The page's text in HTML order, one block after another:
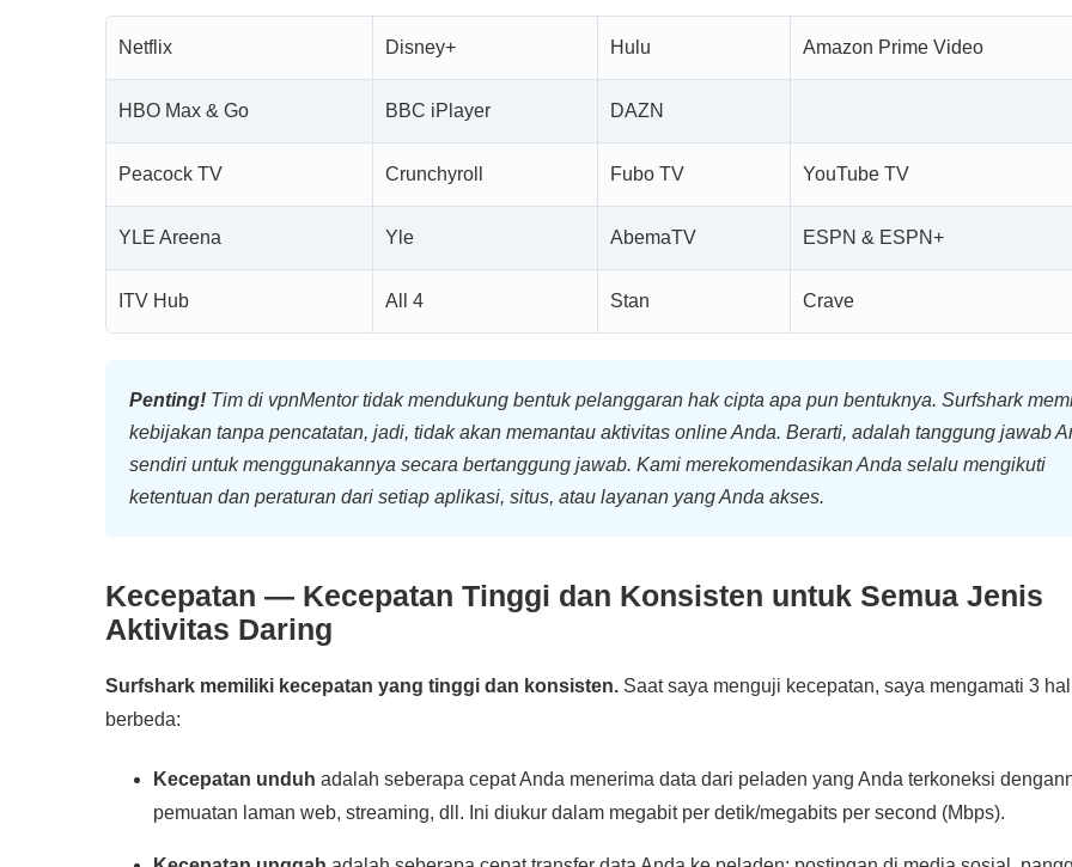
Netflix Disney+ Hulu Amazon Prime Video
HBO Max & Go BBC iPlayer DAZN
Peacock TV Crunchyroll Fubo TV YouTube TV
YLE Areena Yle AbemaTV ESPN & ESPN+
ITV Hub All 4 Stan Crave
Penting! Tim di vpnMentor tidak mendukung bentuk pelanggaran hak cipta apa pun bentuknya. Surfshark
kebijakan tanpa pencatatan, jadi, tidak akan memantau aktivitas online Anda. Berarti, adalah tanggung jawab
sendiri untuk menggunakannya secara bertanggung jawab. Kami merekomendasikan Anda selalu mengikuti
ketentuan dan peraturan dari setiap aplikasi, situs, atau layanan yang Anda akses.
Kecepatan — Kecepatan Tinggi dan Konsisten untuk Semua Jenis
Aktivitas Daring
Surfshark memiliki kecepatan yang tinggi dan konsisten. Saat saya menguji kecepatan, saya mengamati 3 hal
berbeda:
Kecepatan unduh adalah seberapa cepat Anda menerima data dari peladen yang Anda terkoneksi
pemuatan laman web, streaming, dll. Ini diukur dalam megabit per detik/megabits per second (Mbps).